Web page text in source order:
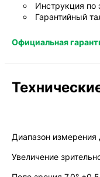
Инструкция по
Гарантийный
Официальная
Диапазон
Увеличение